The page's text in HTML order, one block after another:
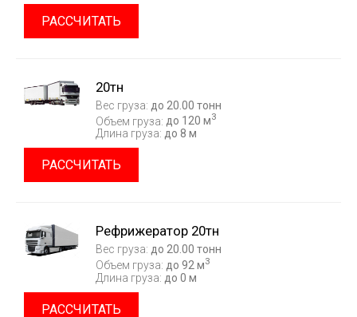
РАССЧИТАТЬ
20тн
Вес груза: до 20.00 тонн
Объем груза: до 120 м3
Длина груза: до 8 м
РАССЧИТАТЬ
Рефрижератор 20тн
Вес груза: до 20.00 тонн
Объем груза: до 92 м3
Длина груза: до 0 м
РАССЧИТАТЬ